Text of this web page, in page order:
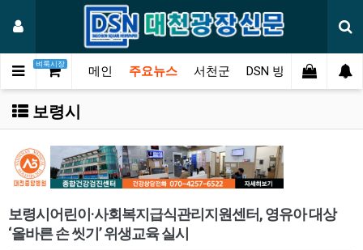
벼룩시장
메인 주요뉴스 서천군 DSN 방송 오피니언
보령시
보령시어린이·사회복지급식관리지원센터, 영유아 대상
‘올바른 손 씻기’ 위생교육 실시